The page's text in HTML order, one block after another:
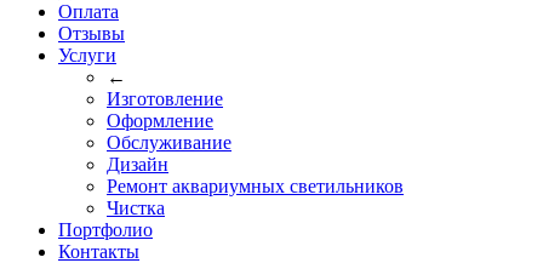
Оплата
Отзывы
Услуги
←
Изготовление
Оформление
Обслуживание
Дизайн
Ремонт аквариумных светильников
Чистка
Портфолио
Контакты